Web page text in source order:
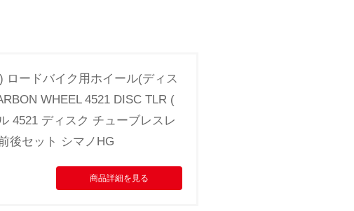
ロードバイク用ホイール(ディス
WHEEL 4521 DISC TLR (
4521 ディスク チューブレスレ
後セット シマノHG
商品詳細を見る